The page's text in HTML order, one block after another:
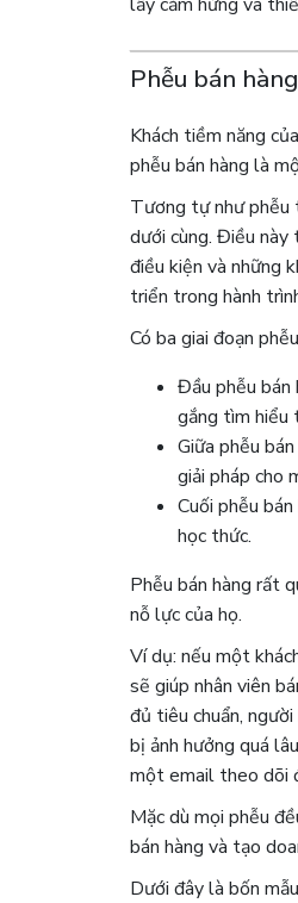
Phễu bán
Khách tiềm năng
phễu bán hàng là
Tương tự như phễu
dưới cùng. Điều này
điều kiện và những
triển trong hành
Có ba giai đoạn
Đầu phễu bán
gắng tìm hiểu
Giữa phễu
giải pháp cho
Cuối phễu
học thức.
Phễu bán hàng rất
nỗ lực của họ.
Ví dụ: nếu một
sẽ giúp nhân viên
đủ tiêu chuẩn,
bị ảnh hưởng quá
một email theo dõi
Mặc dù mọi phễu
bán hàng và tạo
Dưới đây là bốn